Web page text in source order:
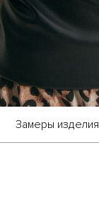
Замеры изделия